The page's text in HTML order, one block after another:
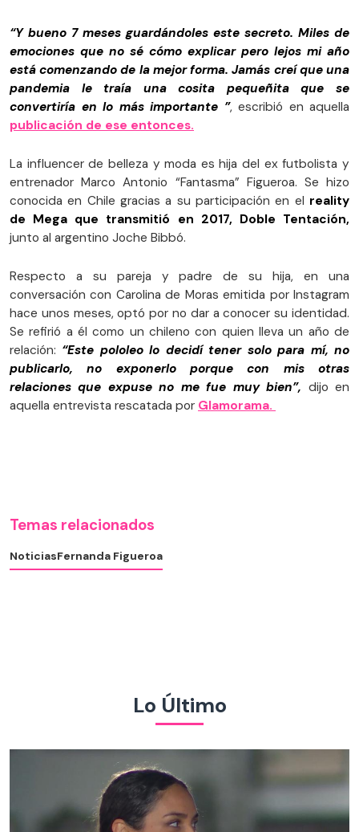
“Y bueno 7 meses guardándoles este secreto. Miles de
emociones que no sé cómo explicar pero lejos mi año
está comenzando de la mejor forma. Jamás creí que una
pandemia le traía una cosita pequeñita que se
convertiría en lo más importante ”, escribió en aquella
publicación de ese entonces.
La influencer de belleza y moda es hija del ex futbolista y
entrenador Marco Antonio “Fantasma” Figueroa. Se hizo
conocida en Chile gracias a su participación en el reality
de Mega que transmitió en 2017, Doble Tentación,
junto al argentino Joche Bibbó.
Respecto a su pareja y padre de su hija, en una
conversación con Carolina de Moras emitida por Instagram
hace unos meses, optó por no dar a conocer su identidad.
Se refirió a él como un chileno con quien lleva un año de
relación: “Este pololeo lo decidí tener solo para mí, no
publicarlo, no exponerlo porque con mis otras
relaciones que expuse no me fue muy bien”, dijo en
aquella entrevista rescatada por Glamorama.
Temas relacionados
NoticiasFernanda Figueroa
Lo Último